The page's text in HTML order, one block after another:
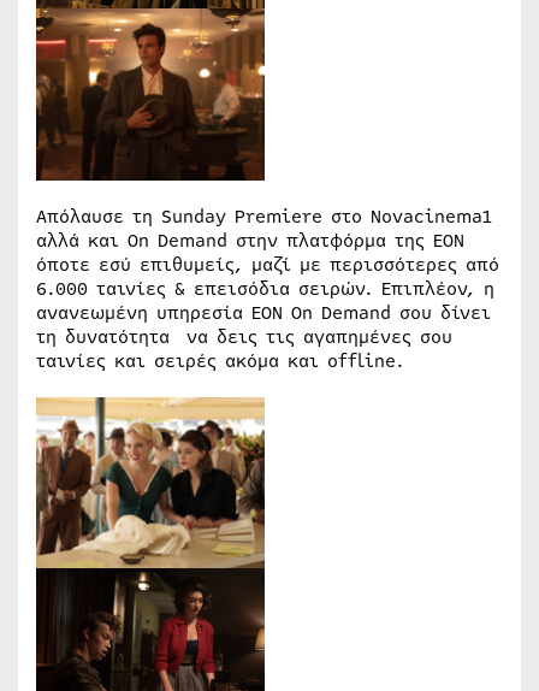
Απόλαυσε τη Sunday Premiere στο Novacinema1
αλλά και On Demand στην πλατφόρμα της ΕΟΝ
όποτε εσύ επιθυμείς, μαζί με περισσότερες από
6.000 ταινίες & επεισόδια σειρών. Επιπλέον, η
ανανεωμένη υπηρεσία ΕΟΝ On Demand σου δίνει
τη δυνατότητα να δεις τις αγαπημένες σου
ταινίες και σειρές ακόμα και offline.